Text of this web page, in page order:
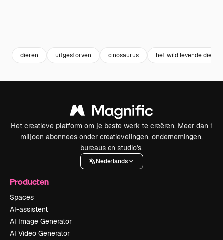
dieren uitgestorven dinosaurus het wild levende dieren
Het creatieve platform om je beste werk te creëren. Meer dan 1
miljoen abonnees onder creatievelingen, ondernemingen,
bureaus en studio's.
Nederlands
Producten
Spaces
AI-assistent
AI Image Generator
AI Video Generator